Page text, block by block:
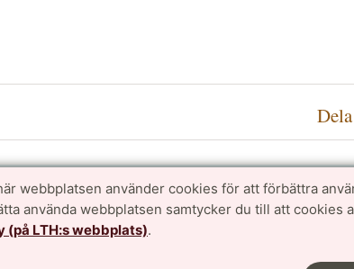
webbplatsen använder cookies för att förbättra
använda webbplatsen samtycker du till att cookies
(på LTH:s webbplats).
Dela
händelsen